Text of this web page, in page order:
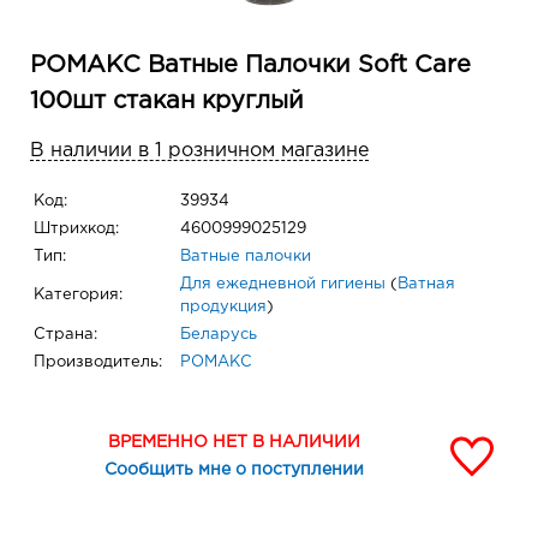
РОМАКС Ватные Палочки Soft Care
100шт стакан круглый
В наличии в 1 розничном магазине
Код: 39934
Штрихкод: 4600999025129
Тип: Ватные палочки
Категория:
Для ежедневной гигиены ( Ватная
продукция )
Страна: Беларусь
Производитель: РОМАКС
ВРЕМЕННО НЕТ В НАЛИЧИИ
Сообщить мне о поступлении